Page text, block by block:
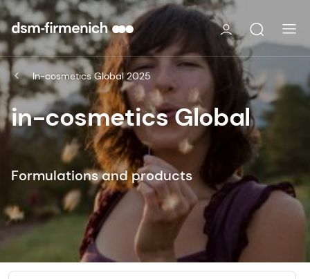
In-cosmetics Global 2025
in-cosmetics Global
Formulations and products